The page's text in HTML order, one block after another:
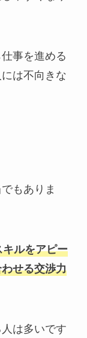
事を進める
は不向きな
もありま
ルをアピー
せる交渉力
は多いです